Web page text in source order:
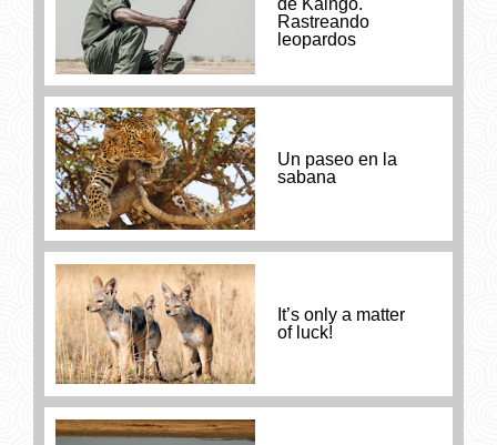
de Kaingo.
Rastreando
leopardos
Un paseo en la
sabana
It’s only a matter
of luck!